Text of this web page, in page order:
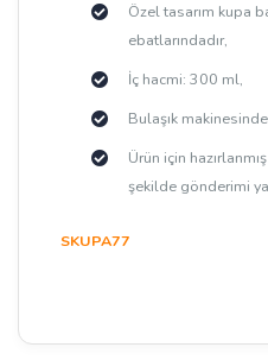
Özel tasarım kupa
ebatlarındadır,
İç hacmi: 300 ml,
Bulaşık
Ürün için
şekilde gönderimi
SKUPA77